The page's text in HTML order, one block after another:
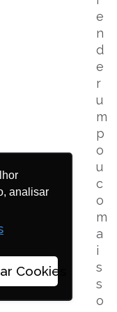
analisar
Cookies
e
n
d
e
r
u
m
p
o
u
c
o
m
a
i
s
s
o